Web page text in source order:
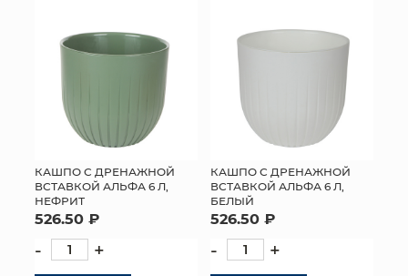
КАШПО С ДРЕНАЖНОЙ
ВСТАВКОЙ АЛЬФА 6 Л,
НЕФРИТ
526.50 ₽
- +
КАШПО С ДРЕНАЖНОЙ
ВСТАВКОЙ АЛЬФА 6 Л,
БЕЛЫЙ
526.50 ₽
- +